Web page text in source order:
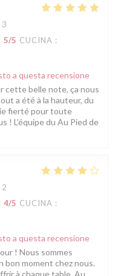
5/5 CUCINA :
a questa recensione
cette belle note, ça nous
a été à la hauteur, du
fierté pour toute
! L'équipe du Au Pied de
4/5 CUCINA :
a questa recensione
! Nous sommes
bon moment chez nous.